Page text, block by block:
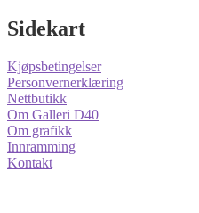
Sidekart
Kjøpsbetingelser
Personvernerklæring
Nettbutikk
Om Galleri D40
Om grafikk
Innramming
Kontakt